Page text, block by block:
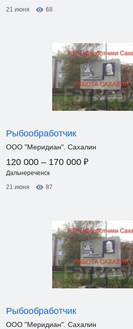
21 июня
68
Рыбообработчик
ООО "Меридиан". Сахалин
120 000 – 170 000 ₽
Дальнереченск
21 июня
87
Рыбообработчик
ООО "Меридиан". Сахалин